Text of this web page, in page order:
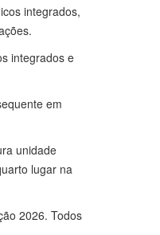
integrados,
integrados e
em
unidade
lugar na
2026. Todos